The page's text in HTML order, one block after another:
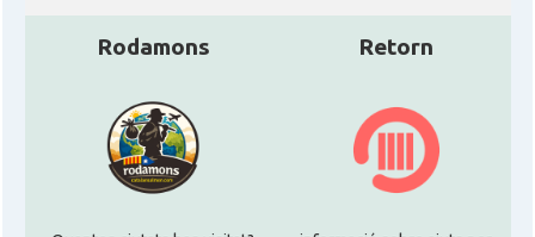
Rodamons Retorn